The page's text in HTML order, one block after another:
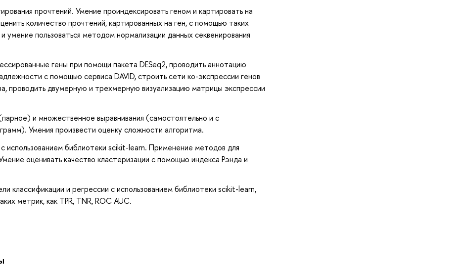
прочтений. Умение проиндексировать геном и картировать на
количество прочтений, картированных на ген, с помощью таких
умение пользоваться методом нормализации данных секвенирования
гены при помощи пакета DESeq2, проводить аннотацию
с помощью сервиса DAVID, строить сети ко-экспрессии генов
проводить двумерную и трехмерную визуализацию матрицы экспрессии
и множественное выравнивания (самостоятельно и с
Умения произвести оценку сложности алгоритма.
использованием библиотеки scikit-learn. Применение методов для
оценивать качество кластеризации с помощью индекса Рэнда и
классификации и регрессии с использованием библиотеки scikit-learn,
метрик, как TPR, TNR, ROC AUC.